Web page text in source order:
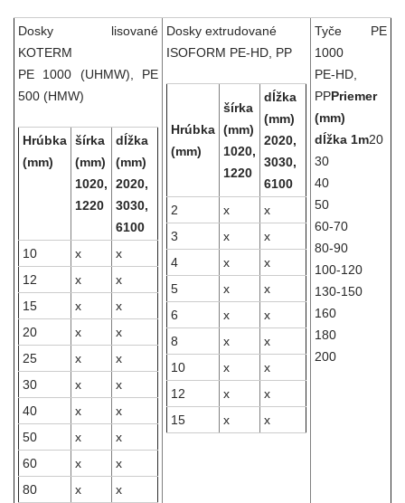
Dosky lisované
KOTERM
PE 1000 (UHMW), PE
500 (HMW)
Hrúbka
(mm)
šírka
(mm)
1020,
1220
dĺžka
(mm)
2020,
3030,
6100
10
x
x
12
x
x
15
x
x
20
x
x
25
x
x
30
x
x
40
x
x
50
x
x
60
x
x
80
x
x
Dosky extrudované
ISOFORM PE-HD, PP
Hrúbka
(mm)
šírka
(mm)
1020,
1220
dĺžka
(mm)
2020,
3030,
6100
2
x
x
3
x
x
4
x
x
5
x
x
6
x
x
8
x
x
10
x
x
12
x
x
15
x x
Tyče PE
1000
PE-HD,
PPPriemer
(mm)
dĺžka 1m20
30
40
50
60-70
80-90
100-120
130-150
160
180
200